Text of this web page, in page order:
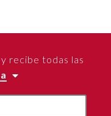
recibe todas las